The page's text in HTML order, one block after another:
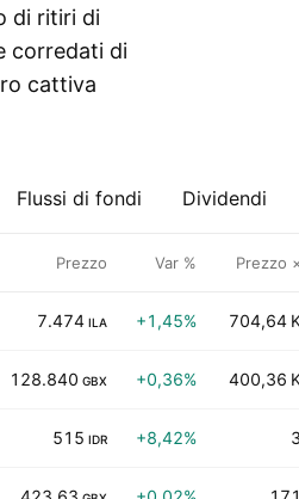
di ritiri di
corredati di
cattiva
Flussi di fondi Dividendi
Prezzo Var % Prezzo
7.474 ILA +1,45% 704,64
128.840 GBX +0,36% 400,36
515 IDR +8,42% 3